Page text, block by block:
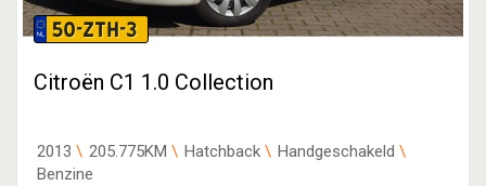
50-ZTH-3
Citroën C1 1.0 Collection
2013 205.775KM Hatchback
Handgeschakeld
Benzine